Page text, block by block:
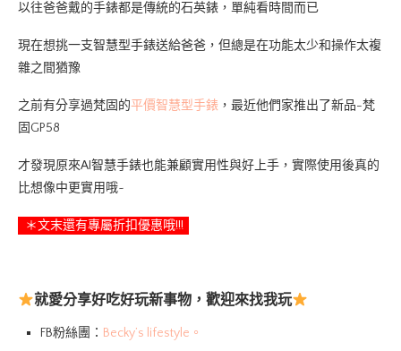
以往爸爸戴的手錶都是傳統的石英錶，單純看時間而已
現在想挑一支智慧型手錶送給爸爸，但總是在功能太少和操作太複
雜之間猶豫
之前有分享過梵固的平價智慧型手錶 ，最近他們家推出了新品-梵
固GP58
才發現原來AI智慧手錶也能兼顧實用性與好上手，實際使用後真的
比想像中更實用哦~
＊文末還有專屬折扣優惠哦!!!
就愛分享好吃好玩新事物，歡迎來找我玩
FB粉絲團： Becky’s lifestyle。